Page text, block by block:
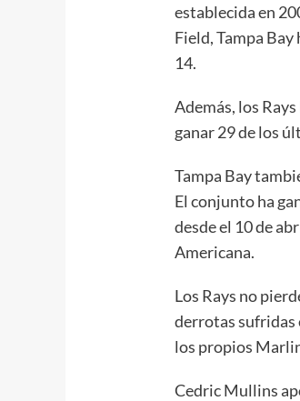
establecida en
Field, Tampa
14.
Además, los
ganar 29 de los
Tampa Bay
El conjunto ha
desde el 10 de
Americana.
Los Rays no
derrotas sufridas
los propios
Cedric Mullins